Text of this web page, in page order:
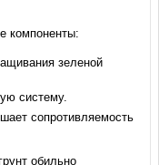
компоненты:
зеленой
систему.
сопротивляемость
обильно